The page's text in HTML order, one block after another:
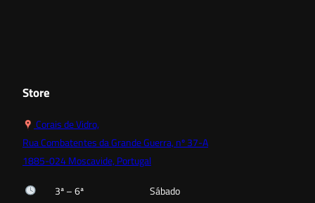
Store
Corais de Vidro,
Rua Combatentes da Grande Guerra, nº 37-A
1885-024 Moscavide, Portugal
3ª – 6ª
Sábado